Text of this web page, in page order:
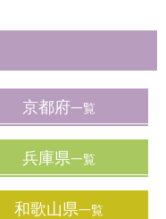
京都府一覧
兵庫県一覧
和歌山県一覧